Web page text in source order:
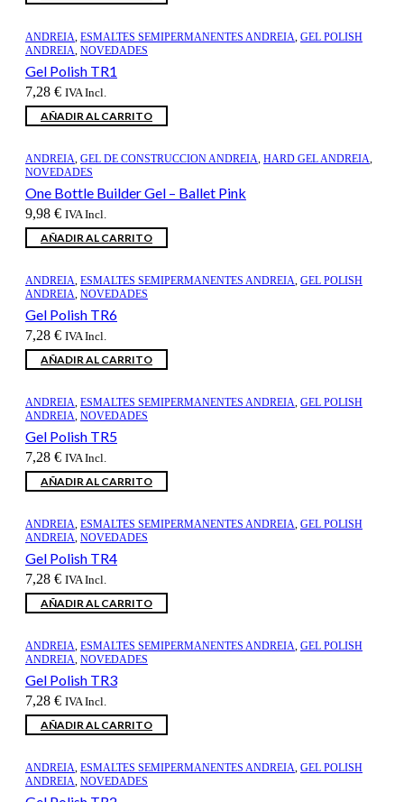
ANDREIA, ESMALTES SEMIPERMANENTES ANDREIA, GEL POLISH
ANDREIA, NOVEDADES
Gel Polish TR1
7,28 € IVA Incl.
AÑADIR AL CARRITO
ANDREIA, GEL DE CONSTRUCCION ANDREIA, HARD GEL ANDREIA,
NOVEDADES
One Bottle Builder Gel – Ballet Pink
9,98 € IVA Incl.
AÑADIR AL CARRITO
ANDREIA, ESMALTES SEMIPERMANENTES ANDREIA, GEL POLISH
ANDREIA, NOVEDADES
Gel Polish TR6
7,28 € IVA Incl.
AÑADIR AL CARRITO
ANDREIA, ESMALTES SEMIPERMANENTES ANDREIA, GEL POLISH
ANDREIA, NOVEDADES
Gel Polish TR5
7,28 € IVA Incl.
AÑADIR AL CARRITO
ANDREIA, ESMALTES SEMIPERMANENTES ANDREIA, GEL POLISH
ANDREIA, NOVEDADES
Gel Polish TR4
7,28 € IVA Incl.
AÑADIR AL CARRITO
ANDREIA, ESMALTES SEMIPERMANENTES ANDREIA, GEL POLISH
ANDREIA, NOVEDADES
Gel Polish TR3
7,28 € IVA Incl.
AÑADIR AL CARRITO
ANDREIA, ESMALTES SEMIPERMANENTES ANDREIA, GEL POLISH
ANDREIA, NOVEDADES